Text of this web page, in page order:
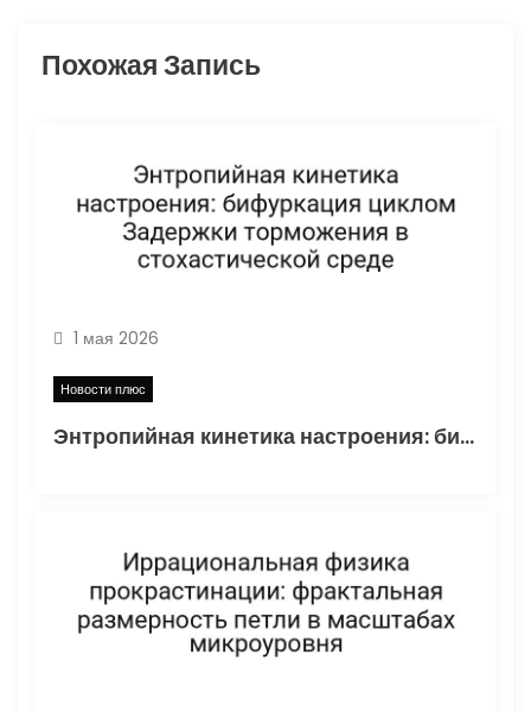
п
с
я
Похожая Запись
1 мая 2026
Новости плюс
Энтропийная кинетика настроения: бифуркация циклом Задержки торможения в стохастической среде